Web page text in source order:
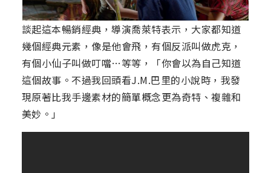
談起這本暢銷經典，導演喬萊特表示，大家都知道
幾個經典元素，像是他會飛，有個反派叫做虎克，
有個小仙子叫做叮噹…等等，「你會以為自己知道
這個故事。不過我回頭看J.M.巴里的小說時，我發
現原著比我手邊素材的簡單概念更為奇特、複雜和
美妙。」